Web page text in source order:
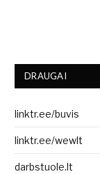
DRAUGAI
linktr.ee/buvis
linktr.ee/wewlt
darbstuole.lt